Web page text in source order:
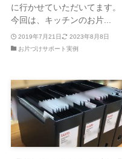
に行かせていただいてます。
今回は、キッチンのお片...
2019年7月21日
2023年8月8日
お片づけサポート実例